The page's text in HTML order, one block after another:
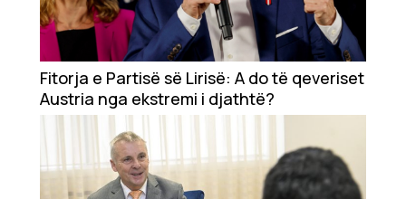
Fitorja e Partisë së Lirisë: A do të qeveriset
Austria nga ekstremi i djathtë?